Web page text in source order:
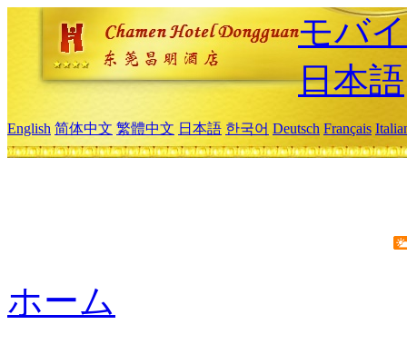
モバ
日本語
English 简体中文 繁體中文 日本語 한국어 Deutsch Français
ホーム